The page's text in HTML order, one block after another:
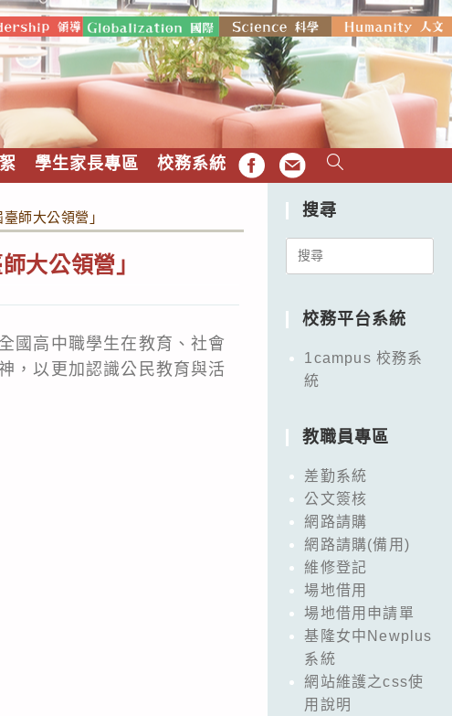
學生家長專區 校務系統 FB EMAIL
師大公領營」
大公領營」
國高中職學生在教育、社會
，以更加認識公民教育與活
搜尋
Search
校務平台系統
1campus 校務系
統
教職員專區
差勤系統
公文簽核
網路請購
網路請購(備用)
維修登記
場地借用
場地借用申請單
基隆女中Newplus
系統
網站維護之css使
用說明